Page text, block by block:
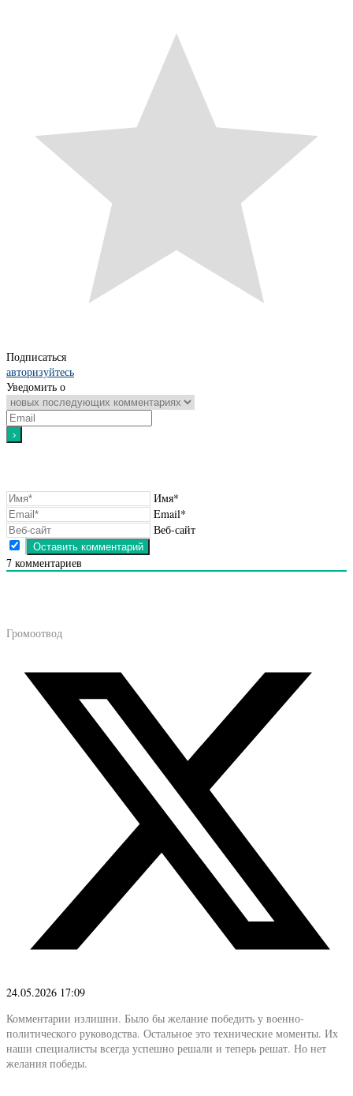
Подписаться
авторизуйтесь
Уведомить о
Имя*
Email*
Веб-сайт
7 комментариев
Громоотвод
24.05.2026 17:09
Комментарии излишни. Было бы желание победить у военно-
политического руководства. Остальное это технические моменты. Их
наши специалисты всегда успешно решали и теперь решат. Но нет
желания победы.